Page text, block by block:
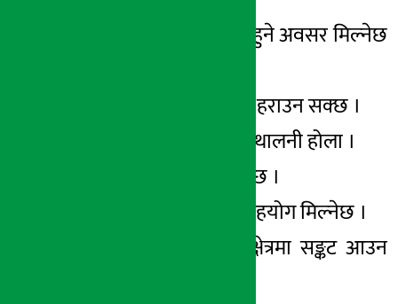
मिथुन – कार्यसिद्धि हुने अवसर मिल्नेछ
कर्कट – मालसामान हराउन सक्छ ।
सिंह – नयाँ कार्यको थालनी होला ।
कन्या – धनार्जन हुनेछ ।
तुला – आफन्तको सहयोग मिल्नेछ ।
वृश्चिक – आर्थिक क्षेत्रमा सङ्कट आउन